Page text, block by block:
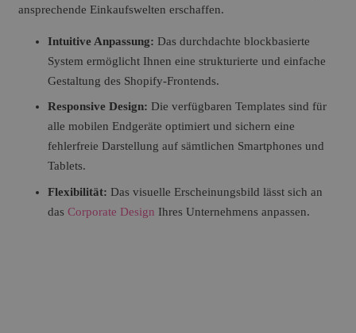
ansprechende Einkaufswelten erschaffen.
Intuitive Anpassung: Das durchdachte blockbasierte
System ermöglicht Ihnen eine strukturierte und einfache
Gestaltung des Shopify-Frontends.
Responsive Design: Die verfügbaren Templates sind für
alle mobilen Endgeräte optimiert und sichern eine
fehlerfreie Darstellung auf sämtlichen Smartphones und
Tablets.
Flexibilität: Das visuelle Erscheinungsbild lässt sich an
das Corporate Design Ihres Unternehmens anpassen.